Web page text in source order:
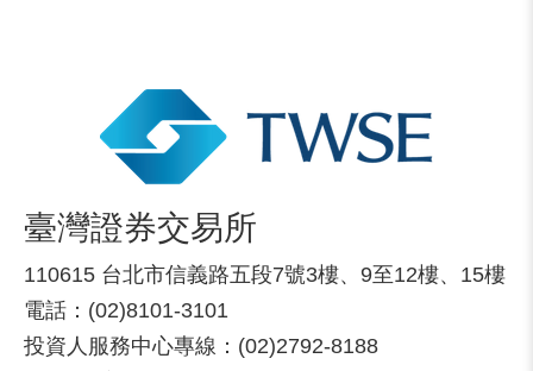
臺灣證券交易所
110615 台北市信義路五段7號3樓、9至12樓、15樓
電話：(02)8101-3101
投資人服務中心專線：(02)2792-8188